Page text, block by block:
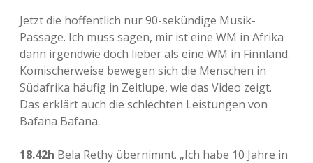
Jetzt die hoffentlich nur 90-sekündige Musik-
Passage. Ich muss sagen, mir ist eine WM in Afrika
dann irgendwie doch lieber als eine WM in Finnland.
Komischerweise bewegen sich die Menschen in
Südafrika häufig in Zeitlupe, wie das Video zeigt.
Das erklärt auch die schlechten Leistungen von
Bafana Bafana.
18.42h Bela Rethy übernimmt. „Ich habe 10 Jahre in